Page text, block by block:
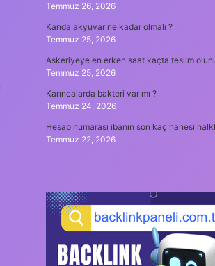
Temmuz 26, 2026
Kanda akyuvar ne kadar olmalı ?
Temmuz 25, 2026
Askeriyeye en erken saat kaçta teslim
Temmuz 25, 2026
Karıncalarda bakteri var mı ?
Temmuz 24, 2026
Hesap numarası ibanın son kaç hanesi
Temmuz 22, 2026